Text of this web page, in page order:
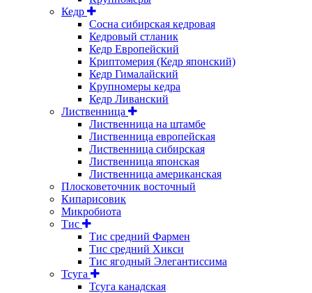
Кедр
Сосна сибирская кедровая
Кедровый стланик
Кедр Европейский
Криптомерия (Кедр японский)
Кедр Гималайский
Крупномеры кедра
Кедр Ливанский
Лиственница
Лиственница на штамбе
Лиственница европейская
Лиственница сибирская
Лиственница японская
Лиственница американская
Плосковеточник восточный
Кипарисовик
Микробиота
Тис
Тис средний Фармен
Тис средний Хикси
Тис ягодный Элегантиссима
Тсуга
Тсуга канадская